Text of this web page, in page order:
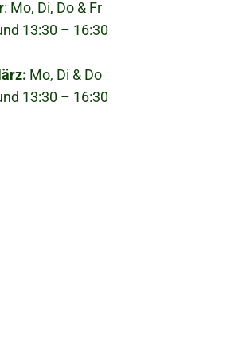
: Mo, Di, Do & Fr
13:30 – 16:30
Mo, Di & Do
13:30 – 16:30